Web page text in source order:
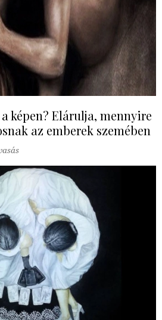
képen? Elárulja, mennyire
az emberek szemében